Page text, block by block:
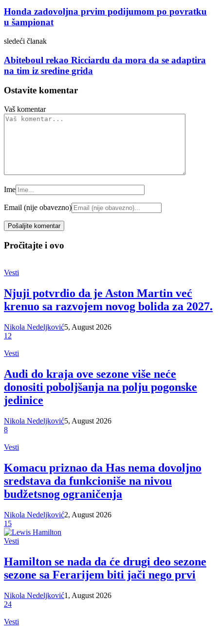
Honda zadovoljna prvim podijumom po povratku
u šampionat
sledeći članak
Abiteboul rekao Ricciardu da mora da se adaptira
na tim iz sredine grida
Ostavite komentar
Vaš komentar
Ime
Email (nije obavezno)
Pročitajte i ovo
Vesti
Njuji potvrdio da je Aston Martin već
krenuo sa razvojem novog bolida za 2027.
Nikola Nedeljković5, August 2026
12
Vesti
Audi do kraja ove sezone više neće
donositi poboljšanja na polju pogonske
jedinice
Nikola Nedeljković5, August 2026
8
Vesti
Komacu priznao da Has nema dovoljno
sredstava da funkcioniše na nivou
budžetsnog ograničenja
Nikola Nedeljković2, August 2026
15
Vesti
Hamilton se nada da će drugi deo sezone
sezone sa Ferarijem biti jači nego prvi
Nikola Nedeljković1, August 2026
24
Vesti